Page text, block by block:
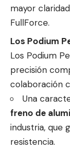
mayor
FullForce.
Los Podium
Los Podium
precisión
colaboración
Una
freno de
industria, que
resistencia.